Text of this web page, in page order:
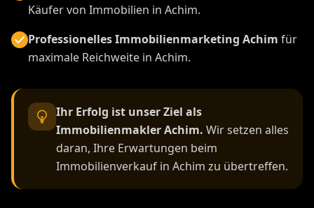
Käufer von Immobilien in Achim.
Professionelles Immobilienmarketing Achim für
maximale Reichweite in Achim.
Ihr Erfolg ist unser Ziel als
Immobilienmakler Achim. Wir setzen alles
daran, Ihre Erwartungen beim
Immobilienverkauf in Achim zu übertreffen.